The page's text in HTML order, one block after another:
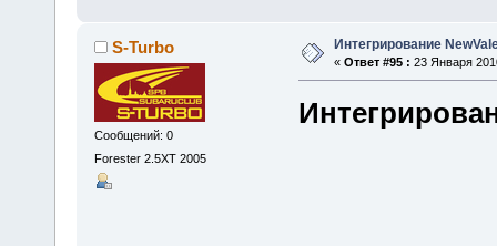
S-Turbo
Сообщений: 0
Forester 2.5XT 2005
Интегрирование
« Ответ #95 : 23 Января